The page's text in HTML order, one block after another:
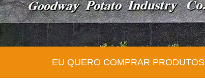
EU QUERO COMPRAR PRODUTOS